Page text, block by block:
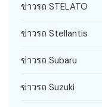
ข่าวรถ STELATO
ข่าวรถ Stellantis
ข่าวรถ Subaru
ข่าวรถ Suzuki